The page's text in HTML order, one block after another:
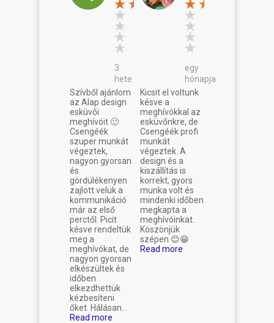
3
hete
Szívből ajánlom
az Alap design
esküvői
meghívóit 🙂
Csengéék
szuper munkát
végeztek,
nagyon gyorsan
és
gördülékenyen
zajlott velük a
kommunikáció
már az első
perctől. Picit
késve rendeltük
meg a
meghívókat, de
nagyon gyorsan
elkészültek és
időben
elkezdhettük
kézbesíteni
őket. Hálásan...
Read more
egy
hónapja
Kicsit el voltunk
késve a
meghívókkal az
esküvőnkre, de
Csengéék profi
munkát
végeztek. A
design és a
kiszállítás is
korrekt, gyors
munka volt és
mindenki időben
megkapta a
meghívóinkat.
Köszönjük
szépen 😊😁
Read more